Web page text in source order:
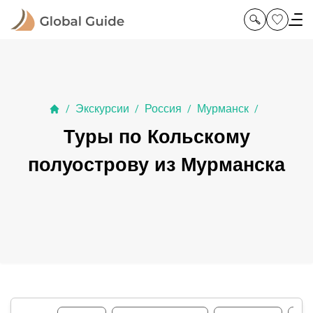
/ Экскурсии / Россия / Мурманск /
Туры по Кольскому
полуострову из Мурманска